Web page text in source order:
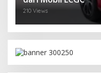
210 Views